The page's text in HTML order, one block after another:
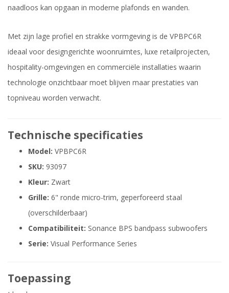
naadloos kan opgaan in moderne plafonds en wanden.
Met zijn lage profiel en strakke vormgeving is de VPBPC6R
ideaal voor designgerichte woonruimtes, luxe retailprojecten,
hospitality-omgevingen en commerciële installaties waarin
technologie onzichtbaar moet blijven maar prestaties van
topniveau worden verwacht.
Technische specificaties
Model: VPBPC6R
SKU: 93097
Kleur: Zwart
Grille: 6" ronde micro-trim, geperforeerd staal
(overschilderbaar)
Compatibiliteit: Sonance BPS bandpass subwoofers
Serie: Visual Performance Series
Toepassing